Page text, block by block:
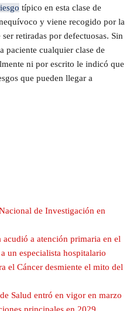
típico en esta clase de
y viene recogido por la
retiradas por defectuosas. Sin
paciente cualquier clase de
ni por escrito le indicó que
que pueden llegar a
de Investigación en
a atención primaria en el
un especialista hospitalario
el Cáncer desmiente el mito del
Salud entró en vigor en marzo